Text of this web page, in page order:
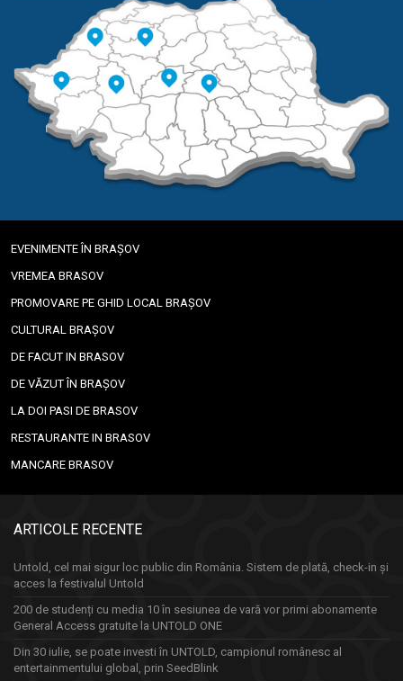
EVENIMENTE ÎN BRAȘOV
VREMEA BRASOV
PROMOVARE PE GHID LOCAL BRAȘOV
CULTURAL BRAȘOV
DE FACUT IN BRASOV
DE VĂZUT ÎN BRAȘOV
LA DOI PASI DE BRASOV
RESTAURANTE IN BRASOV
MANCARE BRASOV
ARTICOLE RECENTE
Untold, cel mai sigur loc public din România. Sistem de plată, check-in și
acces la festivalul Untold
200 de studenți cu media 10 în sesiunea de vară vor primi abonamente
General Access gratuite la UNTOLD ONE
Din 30 iulie, se poate investi în UNTOLD, campionul românesc al
entertainmentului global, prin SeedBlink